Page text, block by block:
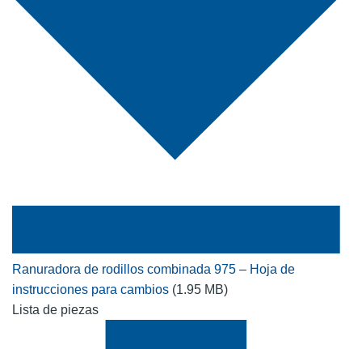
Ranuradora de rodillos combinada 975 – Hoja de
instrucciones para cambios (1.95 MB)
Lista de piezas